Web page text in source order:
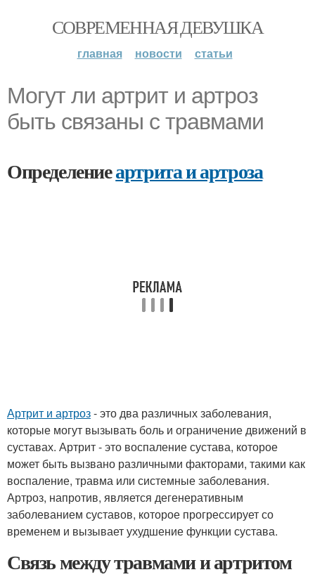
СОВРЕМЕННАЯ ДЕВУШКА
главная новости статьи
Могут ли артрит и артроз
быть связаны с травмами
Определениеартрита и артроза
Артрит и артроз- это два различных заболевания,
которые могут вызывать боль и ограничение движений в
суставах. Артрит - это воспаление сустава, которое
может быть вызвано различными факторами, такими как
воспаление, травма или системные заболевания.
Артроз, напротив, является дегенеративным
заболеванием суставов, которое прогрессирует со
временем и вызывает ухудшение функции сустава.
Связь между травмами и артритом